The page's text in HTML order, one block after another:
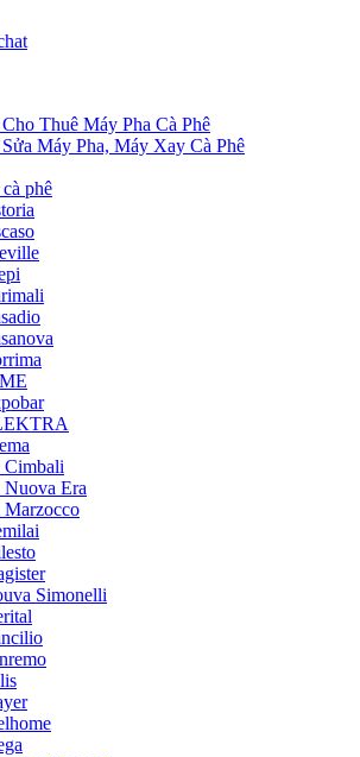
Thuê Máy Pha Cà Phê
Máy Pha, Máy Xay Cà Phê
phê
Cimbali
Nuova Era
Marzocco
Simonelli